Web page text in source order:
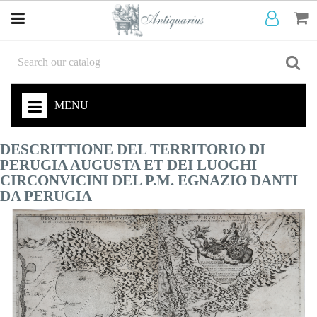
MENU
DESCRITTIONE DEL TERRITORIO DI
PERUGIA AUGUSTA ET DEI LUOGHI
CIRCONVICINI DEL P.M. EGNAZIO DANTI
DA PERUGIA